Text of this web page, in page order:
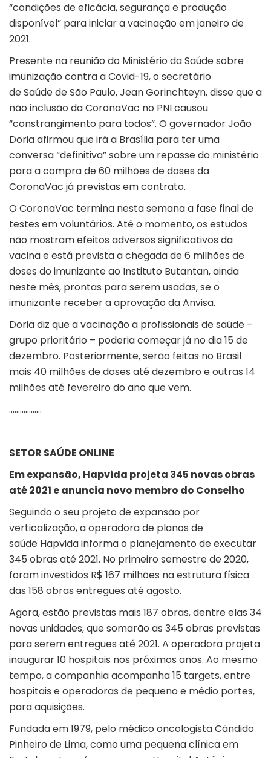
“condições de eficácia, segurança e produção
disponível” para iniciar a vacinação em janeiro de
2021.
Presente na reunião do Ministério da Saúde sobre
imunização contra a Covid-19, o secretário
de Saúde de São Paulo, Jean Gorinchteyn, disse que a
não inclusão da CoronaVac no PNI causou
“constrangimento para todos”. O governador João
Doria afirmou que irá a Brasília para ter uma
conversa “definitiva” sobre um repasse do ministério
para a compra de 60 milhões de doses da
CoronaVac já previstas em contrato.
O CoronaVac termina nesta semana a fase final de
testes em voluntários. Até o momento, os estudos
não mostram efeitos adversos significativos da
vacina e está prevista a chegada de 6 milhões de
doses do imunizante ao Instituto Butantan, ainda
neste mês, prontas para serem usadas, se o
imunizante receber a aprovação da Anvisa.
Doria diz que a vacinação a profissionais de saúde –
grupo prioritário – poderia começar já no dia 15 de
dezembro. Posteriormente, serão feitas no Brasil
mais 40 milhões de doses até dezembro e outras 14
milhões até fevereiro do ano que vem.
………………
SETOR SAÚDE ONLINE
Em expansão, Hapvida projeta 345 novas obras
até 2021 e anuncia novo membro do Conselho
Seguindo o seu projeto de expansão por
verticalização, a operadora de planos de
saúde Hapvida informa o planejamento de executar
345 obras até 2021. No primeiro semestre de 2020,
foram investidos R$ 167 milhões na estrutura física
das 158 obras entregues até agosto.
Agora, estão previstas mais 187 obras, dentre elas 34
novas unidades, que somarão as 345 obras previstas
para serem entregues até 2021. A operadora projeta
inaugurar 10 hospitais nos próximos anos. Ao mesmo
tempo, a companhia acompanha 15 targets, entre
hospitais e operadoras de pequeno e médio portes,
para aquisições.
Fundada em 1979, pelo médico oncologista Cândido
Pinheiro de Lima, como uma pequena clínica em